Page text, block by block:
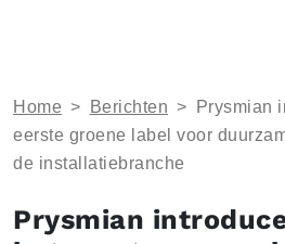
Home > Berichten >
Prysmian
eerste groene label voor
de installatiebranche
Prysmian